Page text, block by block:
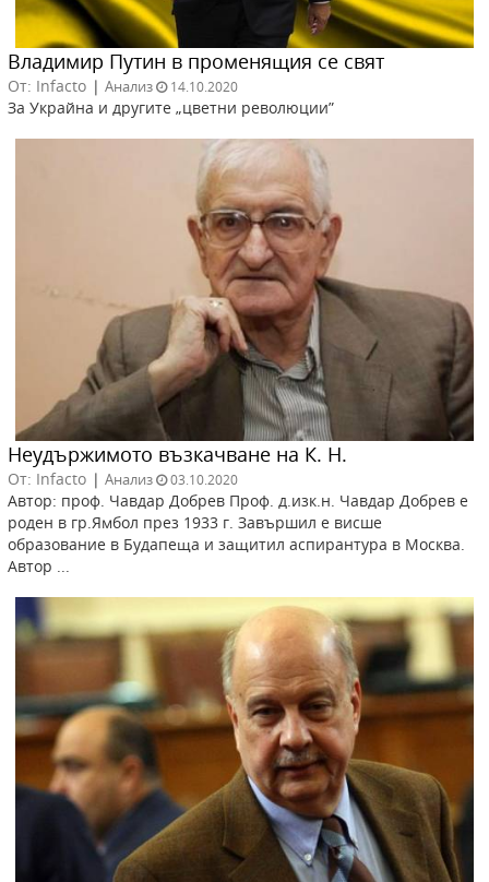
Владимир Путин в променящия се свят
От: Infacto | Анализ 14.10.2020
За Украйна и другите „цветни революции”
Неудържимото възкачване на К. Н.
От: Infacto | Анализ 03.10.2020
Автор: проф. Чавдар Добрев Проф. д.изк.н. Чавдар Добрев е
роден в гр.Ямбол през 1933 г. Завършил е висше
образование в Будапеща и защитил аспирантура в Москва.
Автор ...